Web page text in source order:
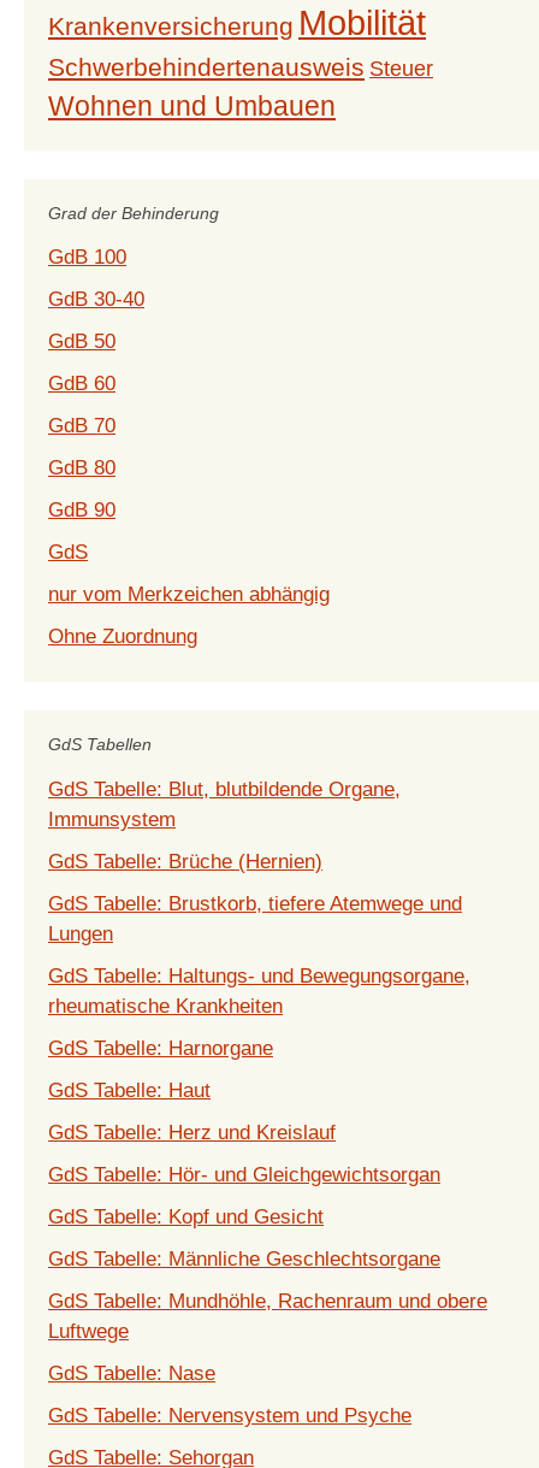
Krankenversicherung Mobilität
Schwerbehindertenausweis Steuer
Wohnen und Umbauen
Grad der Behinderung
GdB 100
GdB 30-40
GdB 50
GdB 60
GdB 70
GdB 80
GdB 90
GdS
nur vom Merkzeichen abhängig
Ohne Zuordnung
GdS Tabellen
GdS Tabelle: Blut, blutbildende Organe,
Immunsystem
GdS Tabelle: Brüche (Hernien)
GdS Tabelle: Brustkorb, tiefere Atemwege und
Lungen
GdS Tabelle: Haltungs- und Bewegungsorgane,
rheumatische Krankheiten
GdS Tabelle: Harnorgane
GdS Tabelle: Haut
GdS Tabelle: Herz und Kreislauf
GdS Tabelle: Hör- und Gleichgewichtsorgan
GdS Tabelle: Kopf und Gesicht
GdS Tabelle: Männliche Geschlechtsorgane
GdS Tabelle: Mundhöhle, Rachenraum und obere
Luftwege
GdS Tabelle: Nase
GdS Tabelle: Nervensystem und Psyche
GdS Tabelle: Sehorgan